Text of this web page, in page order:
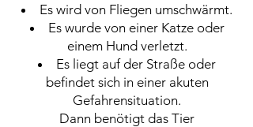
Es wird von Fliegen umschwärmt.
Es wurde von einer Katze oder
einem Hund verletzt.
Es liegt auf der Straße oder
befindet sich in einer akuten
Gefahrensituation.
Dann benötigt das Tier